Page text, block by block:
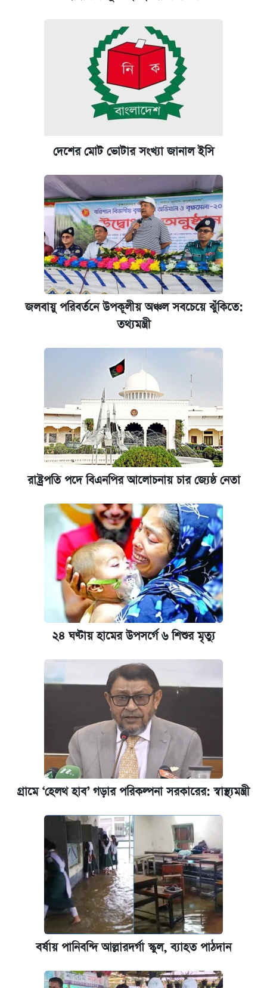
পিএসসিতে আরও চার সদস্য নিয়োগ
প্রতিষ্ঠান প্রধানদের ভাইভা শুরুর নির্দেশ শিক্ষামন্ত্রীর
দেশের মোট ভোটার সংখ্যা জানাল ইসি
জলবায়ু পরিবর্তনে উপকূলীয় অঞ্চল সবচেয়ে ঝুঁকিতে:
তথ্যমন্ত্রী
রাষ্ট্রপতি পদে বিএনপির আলোচনায় চার জ্যেষ্ঠ নেতা
২৪ ঘণ্টায় হামের উপসর্গে ৬ শিশুর মৃত্যু
গ্রামে ‘হেলথ হাব’ গড়ার পরিকল্পনা সরকারের: স্বাস্থ্যমন্ত্রী
বর্ষায় পানিবন্দি আল্লারদর্গা স্কুল, ব্যাহত পাঠদান